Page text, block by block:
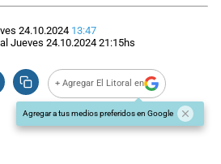
24.10.2024 13:47
Jueves 24.10.2024 21:15hs
+ Agregar El Litoral en
Agregar a tus medios preferidos en Google